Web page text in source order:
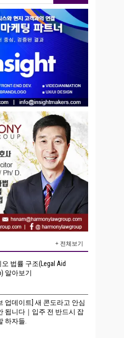
+ 전체보기
법률 구조(Legal Aid
알아보기
업데이트] 새 콘도라고 안심
됩니다｜입주 전 반드시 잡
하자들.